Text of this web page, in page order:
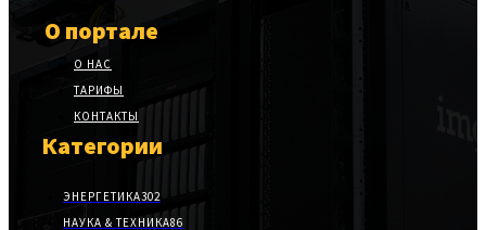
О портале
О НАС
ТАРИФЫ
КОНТАКТЫ
Категории
ЭНЕРГЕТИКА302
НАУКА & ТЕХНИКА86